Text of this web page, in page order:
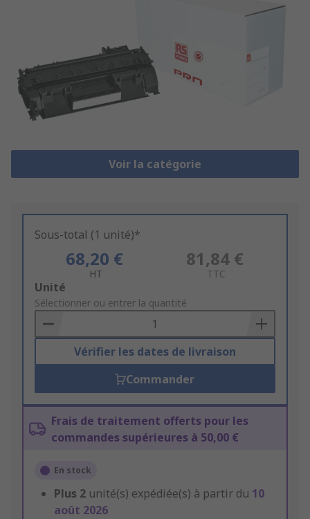
Voir la catégorie
Sous-total (1 unité)*
68,20 €
HT
81,84 €
TTC
Add
to
Basket
Unité
Sélectionner ou entrer la quantité
Vérifier les dates de livraison
Commander
Frais de traitement offerts pour les
commandes supérieures à 50,00 €
En stock
Plus 2 unité(s) expédiée(s) à partir du 10
août 2026